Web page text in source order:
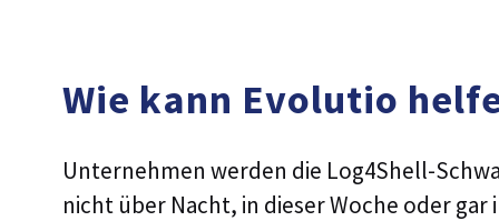
Wie kann Evolutio
Unternehmen werden die Log4Shell-
nicht über Nacht, in dieser Woche oder gar